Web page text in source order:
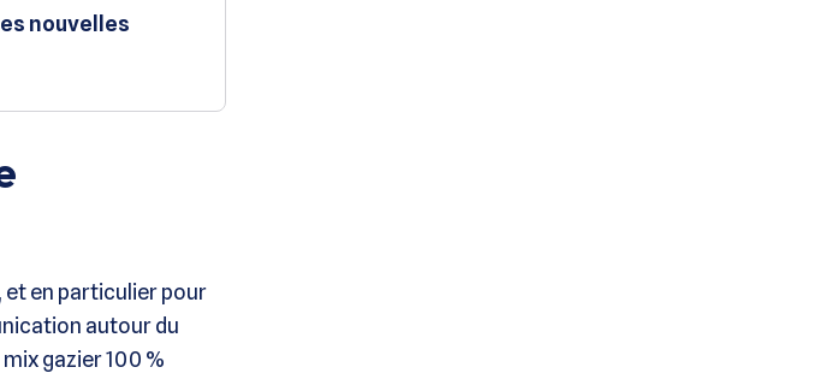
nouvelles
et en particulier pour
autour du
gazier 100 %